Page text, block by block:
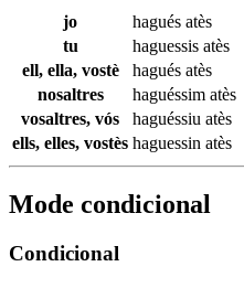
jo hagués atès
tu
haguessis atès
ell, ella, vostè
hagués atès
nosaltres
haguéssim atès
vosaltres, vós
haguéssiu atès
ells, elles, vostès haguessin atès
Mode condicional
Condicional